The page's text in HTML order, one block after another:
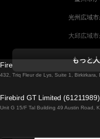
光州広域
大邱広域
ダブリンから
ローマか
もっと
Firebird GT Limited (OC 1451)
432, Triq Fleur de Lys, Suite 1, Birkirkara,
Firebird GT Limited (61211989)
Unit G 15/F Tal Building 49 Austin Road,